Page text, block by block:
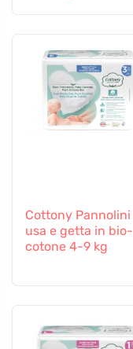
Cottony Pannolini
usa e getta in bio-
cotone 4-9 kg